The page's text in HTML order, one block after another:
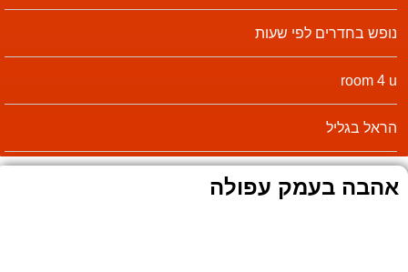
נופש בחדרים לפי שעות
room 4 u
הראל בגליל
אהבה בעמק עפולה